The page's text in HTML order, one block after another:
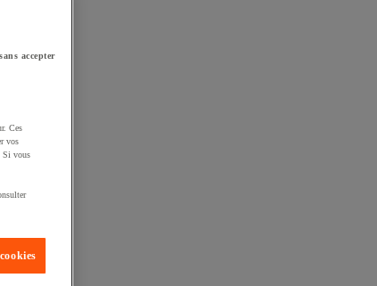
accepter
Ces
vos
Si vous